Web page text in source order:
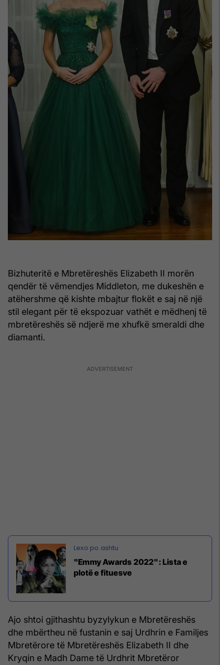
Bizhuteritë e Mbretëreshës Elizabeth II morën
qendër të vëmendjes Middleton, me dukeshën e
atëhershme që kishte mbajtur flokët e saj në një
stil elegant për të ekspozuar vathët e mëdhenj të
mbretëreshës së ndjerë me xhufkë smeraldi dhe
diamanti.
"Emmy Awards 2022": Lista e
plotë e fituesve
Ajo shtoi gjithashtu byzylykun e Mbretëreshës
dhe mbërtheu në fustanin e saj Urdhrin e Familjes
Mbretërore të Mbretëreshës Elizabeth II dhe
Kryqin e Madh Dame të Urdhrit Mbretëror